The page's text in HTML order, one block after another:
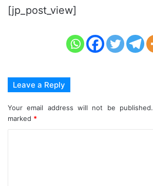
[jp_post_view]
Leave a Reply
Your email address will not be published.
marked *